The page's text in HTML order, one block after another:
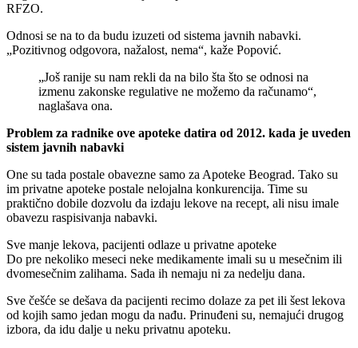
RFZO.
Odnosi se na to da budu izuzeti od sistema javnih nabavki.
„Pozitivnog odgovora, nažalost, nema“, kaže Popović.
„Još ranije su nam rekli da na bilo šta što se odnosi na
izmenu zakonske regulative ne možemo da računamo“,
naglašava ona.
Problem za radnike ove apoteke datira od 2012. kada je uveden
sistem javnih nabavki
One su tada postale obavezne samo za Apoteke Beograd. Tako su
im privatne apoteke postale nelojalna konkurencija. Time su
praktično dobile dozvolu da izdaju lekove na recept, ali nisu imale
obavezu raspisivanja nabavki.
Sve manje lekova, pacijenti odlaze u privatne apoteke
Do pre nekoliko meseci neke medikamente imali su u mesečnim ili
dvomesečnim zalihama. Sada ih nemaju ni za nedelju dana.
Sve češće se dešava da pacijenti recimo dolaze za pet ili šest lekova
od kojih samo jedan mogu da nađu. Prinuđeni su, nemajući drugog
izbora, da idu dalje u neku privatnu apoteku.